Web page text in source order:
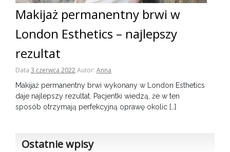
Makijaż permanentny brwi w
London Esthetics – najlepszy
rezultat
Data 3 czerwca 2022Autor: Anna
Makijaż permanentny brwi wykonany w London Esthetics
daje najlepszy rezultat. Pacjentki wiedzą, że w ten
sposób otrzymają perfekcyjną oprawę okolic […]
Ostatnie wpisy